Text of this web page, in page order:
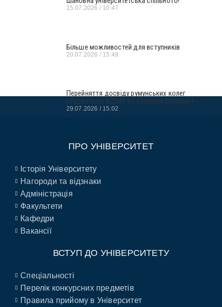
15.07.2026 10:47
Більше можливостей для вступників
20.07.2026 15:49
Перейняття досвіду румунських колег
студенткою БДМУ по програмі Erasmus+
29.07.2026 15:02
ПРО УНІВЕРСИТЕТ
Історія Університету
Нагороди та відзнаки
Адміністрація
Факультети
Кафедри
Вакансії
ВСТУП ДО УНІВЕРСИТЕТУ
Спеціальності
Перелік конкурсних предметів
Правила прийому в Університет